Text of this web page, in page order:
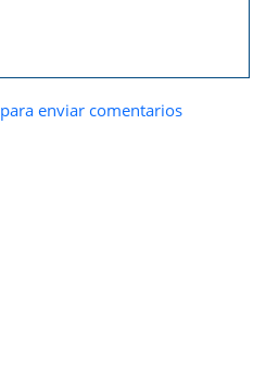
para enviar comentarios